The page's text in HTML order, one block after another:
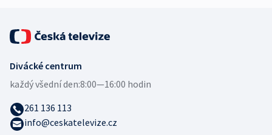
Divácké centrum
každý všední den:8:00—16:00 hodin
261 136 113
info@ceskatelevize.cz